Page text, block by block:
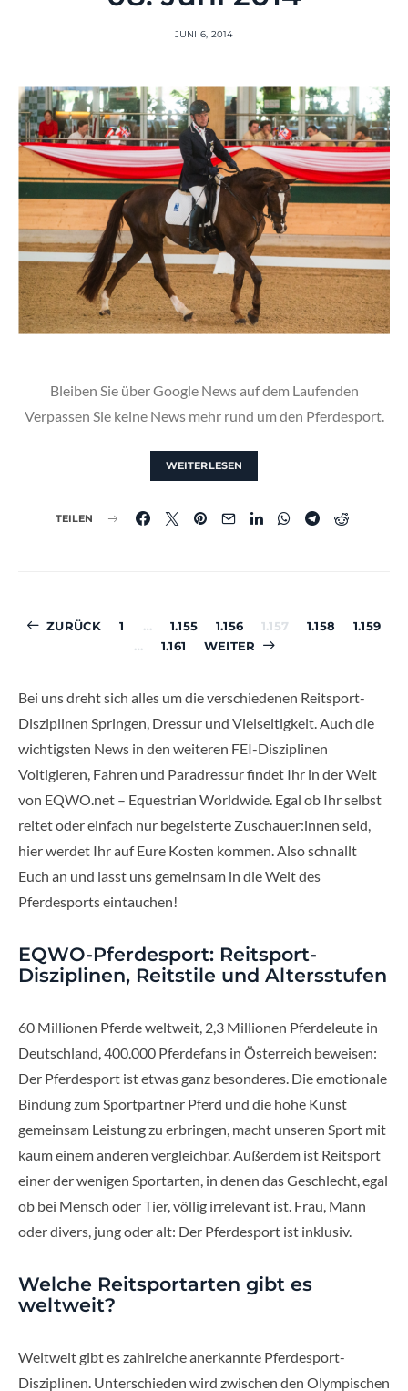
JUNI 6, 2014
Bleiben Sie über Google News auf dem Laufenden
Verpassen Sie keine News mehr rund um den Pferdesport.
WEITERLESEN
TEILEN
der
ZURÜCK 1 … 1.155 1.156 1.157 1.158
1.159
…
1.161 WEITER
Bei uns dreht sich alles um die verschiedenen Reitsport-
Disziplinen Springen, Dressur und Vielseitigkeit. Auch die
wichtigsten News in den weiteren FEI-Disziplinen
Voltigieren, Fahren und Paradressur findet Ihr in der Welt
von EQWO.net – Equestrian Worldwide. Egal ob Ihr selbst
reitet oder einfach nur begeisterte Zuschauer:innen seid,
hier werdet Ihr auf Eure Kosten kommen. Also schnallt
Euch an und lasst uns gemeinsam in die Welt des
Pferdesports eintauchen!
EQWO-Pferdesport: Reitsport-
Disziplinen, Reitstile und Altersstufen
60 Millionen Pferde weltweit, 2,3 Millionen Pferdeleute in
Deutschland, 400.000 Pferdefans in Österreich beweisen:
Der Pferdesport ist etwas ganz besonderes. Die emotionale
Bindung zum Sportpartner Pferd und die hohe Kunst
gemeinsam Leistung zu erbringen, macht unseren Sport mit
kaum einem anderen vergleichbar. Außerdem ist Reitsport
einer der wenigen Sportarten, in denen das Geschlecht, egal
ob bei Mensch oder Tier, völlig irrelevant ist. Frau, Mann
oder divers, jung oder alt: Der Pferdesport ist inklusiv.
Welche Reitsportarten gibt es
weltweit?
Weltweit gibt es zahlreiche anerkannte Pferdesport-
Disziplinen. Unterschieden wird zwischen den Olympischen